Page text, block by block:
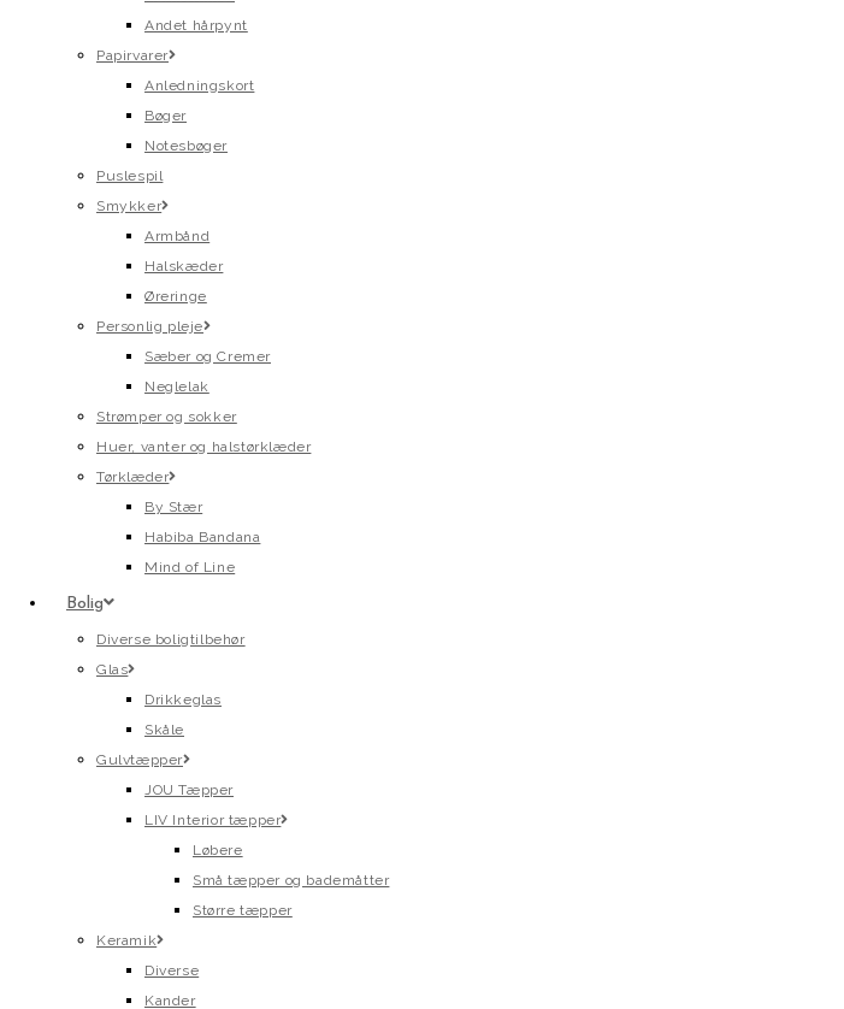
Andet hårpynt
Papirvarer
Anledningskort
Bøger
Notesbøger
Puslespil
Smykker
Armbånd
Halskæder
Øreringe
Personlig pleje
Sæber og Cremer
Neglelak
Strømper og sokker
Huer, vanter og halstørklæder
Tørklæder
By Stær
Habiba Bandana
Mind of Line
Bolig
Diverse boligtilbehør
Glas
Drikkeglas
Skåle
Gulvtæpper
JOU Tæpper
LIV Interior tæpper
Løbere
Små tæpper og bademåtter
Større tæpper
Keramik
Diverse
Kander